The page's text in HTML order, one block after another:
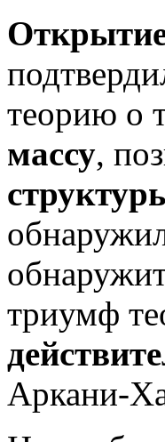
теорию о
массу,
триумф
Аркани-